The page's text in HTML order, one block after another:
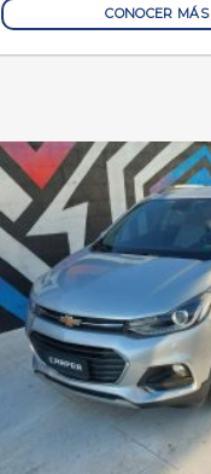
CONOCER MÁS